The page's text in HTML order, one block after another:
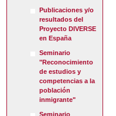
Publicaciones y/o
resultados del
Proyecto DIVERSE
en España
Seminario
"Reconocimiento
de estudios y
competencias a la
población
inmigrante"
Seminario